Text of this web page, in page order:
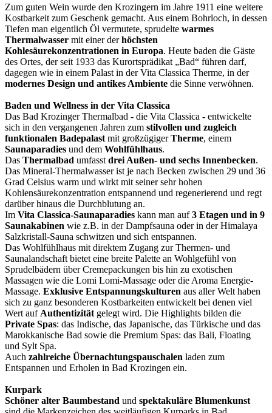
Zum guten Wein wurde den Krozingern im Jahre 1911 eine weitere
Kostbarkeit zum Geschenk gemacht. Aus einem Bohrloch, in dessen
Tiefen man eigentlich Öl vermutete, sprudelte warmes
Thermalwasser mit einer derhöchsten
Kohlesäurekonzentrationen in Europa. Heute baden die Gäste
des Ortes, der seit 1933 das Kurortsprädikat „Bad“ führen darf,
dagegen wie in einem Palast in der Vita Classica Therme, in der
modernes Design und antikes Ambiente die Sinne verwöhnen.
Baden und Wellness in der Vita Classica
Das Bad Krozinger Thermalbad - die Vita Classica - entwickelte
sich in den vergangenen Jahren zum stilvollen und zugleich
funktionalen Badepalast mit großzügigerTherme, einem
Saunaparadies und dem Wohlfühlhaus.
Das Thermalbad umfasst drei Außen- und sechs Innenbecken.
Das Mineral-Thermalwasser ist je nach Becken zwischen 29 und 36
Grad Celsius warm und wirkt mit seiner sehr hohen
Kohlensäurekonzentration entspannend und regenerierend und regt
darüber hinaus die Durchblutung an.
Im Vita Classica-Saunaparadies kann man auf3 Etagen und in 9
Saunakabinen wie z.B. in der Dampfsauna oder in der Himalaya
Salzkristall-Sauna schwitzen und sich entspannen.
Das Wohlfühlhaus mit direktem Zugang zur Thermen- und
Saunalandschaft bietet eine breite Palette an Wohlgefühl von
Sprudelbädern über Cremepackungen bis hin zu exotischen
Massagen wie die Lomi Lomi-Massage oder die Aroma Energie-
Massage. Exklusive Entspannungskulturen aus aller Welt haben
sich zu ganz besonderen Kostbarkeiten entwickelt bei denen viel
Wert auf Authentizität gelegt wird. Die Highlights bilden die
Private Spas: das Indische, das Japanische, das Türkische und das
Marokkanische Bad sowie die Premium Spas: das Bali, Floating
und Sylt Spa.
Auch zahlreiche Übernachtungspauschalen laden zum
Entspannen und Erholen in Bad Krozingen ein.
Kurpark
Schöner alter Baumbestand und spektakuläre Blumenkunst